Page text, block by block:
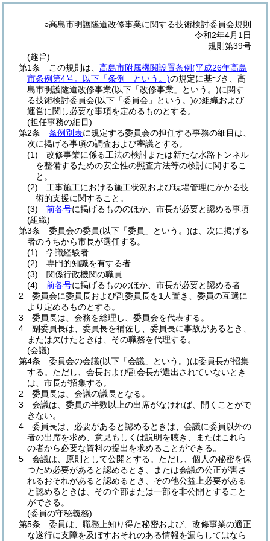
○高島市明護隧道改修事業に関する技術検討委員会規則
令和2年4月1日
規則第39号
(趣旨)
第1条
この規則は、 高島市附属機関設置条例(平成26年高島
市条例第4号。以下「条例」という。)の規定に基づき、高
島市明護隧道改修事業(以下「改修事業」という。)に関す
る技術検討委員会(以下「委員会」という。)の組織および
運営に関し必要な事項を定めるものとする。
(担任事務の細目)
第2条
条例別表に規定する委員会の担任する事務の細目は、
次に掲げる事項の調査および審議とする。
(1)
改修事業に係る工法の検討または新たな水路トンネル
を整備するための安全性の照査方法等の検討に関するこ
と。
(2)
工事施工における施工状況および現場管理にかかる技
術的支援に関すること。
(3)
前各号に掲げるもののほか、市長が必要と認める事項
(組織)
第3条
委員会の委員(以下「委員」という。)は、次に掲げる
者のうちから市長が選任する。
(1)
学識経験者
(2)
専門的知識を有する者
(3)
関係行政機関の職員
(4)
前各号に掲げるもののほか、市長が必要と認める者
2
委員会に委員長および副委員長を1人置き、委員の互選に
より定めるものとする。
3
委員長は、会務を総理し、委員会を代表する。
4
副委員長は、委員長を補佐し、委員長に事故があるとき、
または欠けたときは、その職務を代理する。
(会議)
第4条
委員会の会議(以下「会議」という。)は委員長が招集
する。 ただし、会長および副会長が選出されていないとき
は、市長が招集する。
2
委員長は、会議の議長となる。
3
会議は、委員の半数以上の出席がなければ、開くことがで
きない。
4
委員長は、必要があると認めるときは、会議に委員以外の
者の出席を求め、意見もしくは説明を聴き、またはこれら
の者から必要な資料の提出を求めることができる。
5
会議は、原則として公開とする。 ただし、個人の秘密を保
つため必要があると認めるとき、または会議の公正が害さ
れるおそれがあると認めるとき、その他公益上必要がある
と認めるときは、その全部または一部を非公開とすること
ができる。
(委員の守秘義務)
第5条
委員は、職務上知り得た秘密および、改修事業の適正
な遂行に支障を及ぼすおそれのある情報を漏らしてはなら